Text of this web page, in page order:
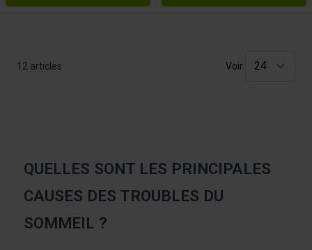
12 articles Voir
QUELLES SONT LES PRINCIPALES
CAUSES DES TROUBLES DU
SOMMEIL ?